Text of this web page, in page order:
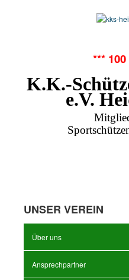
***
K.K.-
e.V.
UNSER VEREIN
Über uns
Ansprechpartner